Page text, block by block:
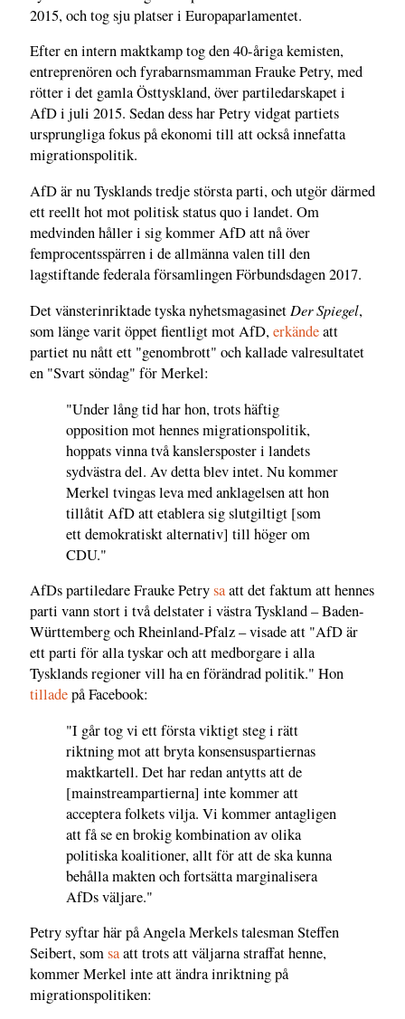
2015, och tog sju platser i Europaparlamentet.
Efter en intern maktkamp tog den 40-åriga kemisten,
entreprenören och fyrabarnsmamman Frauke Petry, med
rötter i det gamla Östtyskland, över partiledarskapet i
AfD i juli 2015. Sedan dess har Petry vidgat partiets
ursprungliga fokus på ekonomi till att också innefatta
migrationspolitik.
AfD är nu Tysklands tredje största parti, och utgör därmed
ett reellt hot mot politisk status quo i landet. Om
medvinden håller i sig kommer AfD att nå över
femprocentsspärren i de allmänna valen till den
lagstiftande federala församlingen Förbundsdagen 2017.
Det vänsterinriktade tyska nyhetsmagasinet Der Spiegel,
som länge varit öppet fientligt mot AfD,erkändeatt
partiet nu nått ett "genombrott" och kallade valresultatet
en "Svart söndag" för Merkel:
"Under lång tid har hon, trots häftig
opposition mot hennes migrationspolitik,
hoppats vinna två kanslersposter i landets
sydvästra del. Av detta blev intet. Nu kommer
Merkel tvingas leva med anklagelsen att hon
tillåtit AfD att etablera sig slutgiltigt [som
ett demokratiskt alternativ] till höger om
CDU."
AfDs partiledare Frauke Petrysaatt det faktum att hennes
parti vann stort i två delstater i västra Tyskland – Baden-
Württemberg och Rheinland-Pfalz – visade att "AfD är
ett parti för alla tyskar och att medborgare i alla
Tysklands regioner vill ha en förändrad politik." Hon
tilladepå Facebook:
"I går tog vi ett första viktigt steg i rätt
riktning mot att bryta konsensuspartiernas
maktkartell. Det har redan antytts att de
[mainstreampartierna] inte kommer att
acceptera folkets vilja. Vi kommer antagligen
att få se en brokig kombination av olika
politiska koalitioner, allt för att de ska kunna
behålla makten och fortsätta marginalisera
AfDs väljare."
Petry syftar här på Angela Merkels talesman Steffen
Seibert, somsaatt trots att väljarna straffat henne,
kommer Merkel inte att ändra inriktning på
migrationspolitiken: